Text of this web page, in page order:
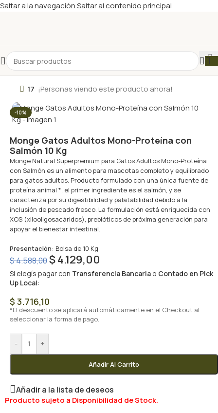
Saltar a la navegaciónSaltar al contenido principal
17 ¡Personas viendo este producto ahora!
-10%
Monge Gatos Adultos Mono-Proteína con
Salmón 10 Kg
Monge Natural Superpremium para Gatos Adultos Mono-Proteína
con Salmón es un alimento para mascotas completo y equilibrado
para gatos adultos. Producto formulado con una única fuente de
proteína animal *, el primer ingrediente es el salmón, y se
caracteriza por su digestibilidad y palatabilidad debido a la
inclusión de pescado fresco. La formulación está enriquecida con
XOS (xilooligosacáridos), prebióticos de próxima generación para
apoyar el bienestar intestinal.
Presentación: Bolsa de 10 Kg
$4.588,00$4.129,00
Si elegís pagar con Transferencia Bancaria o Contado en Pick
Up Local:
$ 3.716,10
*El descuento se aplicará automáticamente en el Checkout al
seleccionar la forma de pago.
- +
Añadir Al Carrito
Añadir a la lista de deseos
Producto sujeto a Disponibilidad de Stock.